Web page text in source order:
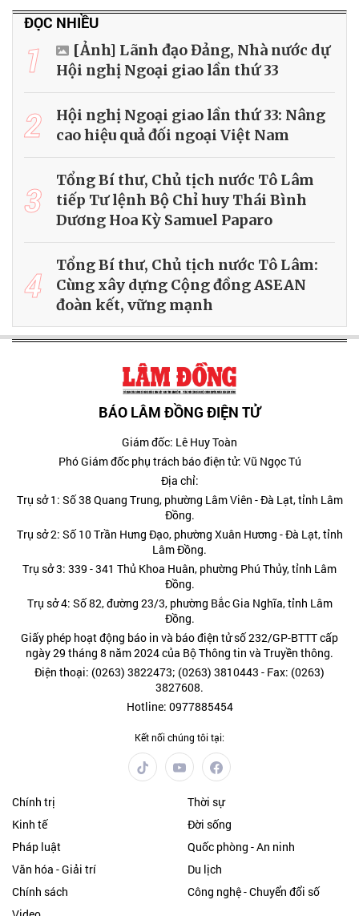
ĐỌC NHIỀU
1
[Ảnh] Lãnh đạo Đảng, Nhà nước dự
Hội nghị Ngoại giao lần thứ 33
2
Hội nghị Ngoại giao lần thứ 33: Nâng
cao hiệu quả đối ngoại Việt Nam
3
Tổng Bí thư, Chủ tịch nước Tô Lâm
tiếp Tư lệnh Bộ Chỉ huy Thái Bình
Dương Hoa Kỳ Samuel Paparo
4
Tổng Bí thư, Chủ tịch nước Tô Lâm:
Cùng xây dựng Cộng đồng ASEAN
đoàn kết, vững mạnh
BÁO LÂM ĐỒNG ĐIỆN TỬ
Giám đốc: Lê Huy Toàn
Phó Giám đốc phụ trách báo điện tử: Vũ Ngọc Tú
Địa chỉ:
Trụ sở 1: Số 38 Quang Trung, phường Lâm Viên - Đà Lạt, tỉnh Lâm
Đồng.
Trụ sở 2: Số 10 Trần Hưng Đạo, phường Xuân Hương - Đà Lạt, tỉnh
Lâm Đồng.
Trụ sở 3: 339 - 341 Thủ Khoa Huân, phường Phú Thủy, tỉnh Lâm
Đồng.
Trụ sở 4: Số 82, đường 23/3, phường Bắc Gia Nghĩa, tỉnh Lâm
Đồng.
Giấy phép hoạt động báo in và báo điện tử số 232/GP-BTTT cấp
ngày 29 tháng 8 năm 2024 của Bộ Thông tin và Truyền thông.
Điện thoại: (0263) 3822473; (0263) 3810443 - Fax: (0263)
3827608.
Hotline: 0977885454
Kết nối chúng tôi tại:
Chính trị
Thời sự
Kinh tế
Đời sống
Pháp luật
Quốc phòng - An ninh
Văn hóa - Giải trí
Du lịch
Chính sách
Công nghệ - Chuyển đổi số